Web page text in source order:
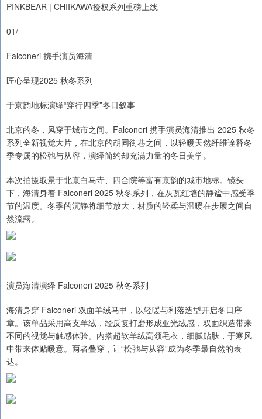
PINKBEAR | CHIIKAWA授权系列重磅上线
01/
Falconeri 携手演员海清
匠心呈现2025 秋冬系列
于京韵地标演绎“穿行四季”冬日叙事
北京的冬，风穿于城市之间。Falconeri 携手演员海清推出 2025 秋冬
系列全新视觉大片，在北京的胡同街巷之间，以轻暖天然纤维诠释冬
季专属的松弛与从容，演绎简约却充满力量的冬日美学。
本次拍摄取景于北京白马寺、四合院等富有京韵的城市地标。镜头
下，海清身着 Falconeri 2025 秋冬系列，在灰瓦红墙的静谧中感受季
节的温度。冬季的沉静将细节放大，材质的轻柔与温暖在步履之间自
然流露。
演员海清演绎 Falconeri 2025 秋冬系列
海清身穿 Falconeri 双面羊绒马甲，以轻暖与利落造型开启冬日序
章。该单品采用高支羊绒，经反复打磨形成亚光绒感，双面织造带来
不同的视觉与触感体验。内搭超软羊绒高领毛衣，细腻贴肤，于寒风
中带来体贴暖意。两者叠穿，让“松弛与从容”成为冬季最自然的表
达。